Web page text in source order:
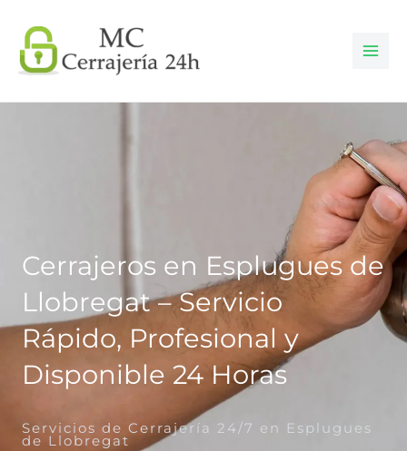
contenido
Cerrajeros en Esplugues de
Llobregat – Servicio
Rápido, Profesional y
Disponible 24 Horas
Servicios de Cerrajería 24/7 en Esplugues
de Llobregat